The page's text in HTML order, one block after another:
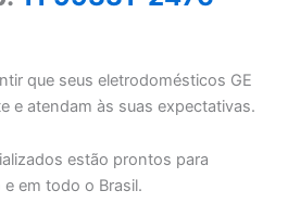
que seus eletrodomésticos GE
e atendam às suas expectativas.
estão prontos para
em todo o Brasil.